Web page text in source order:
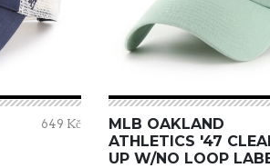
649 Kč
MLB OAKLAND
ATHLETICS '47
UP W/NO LOOP